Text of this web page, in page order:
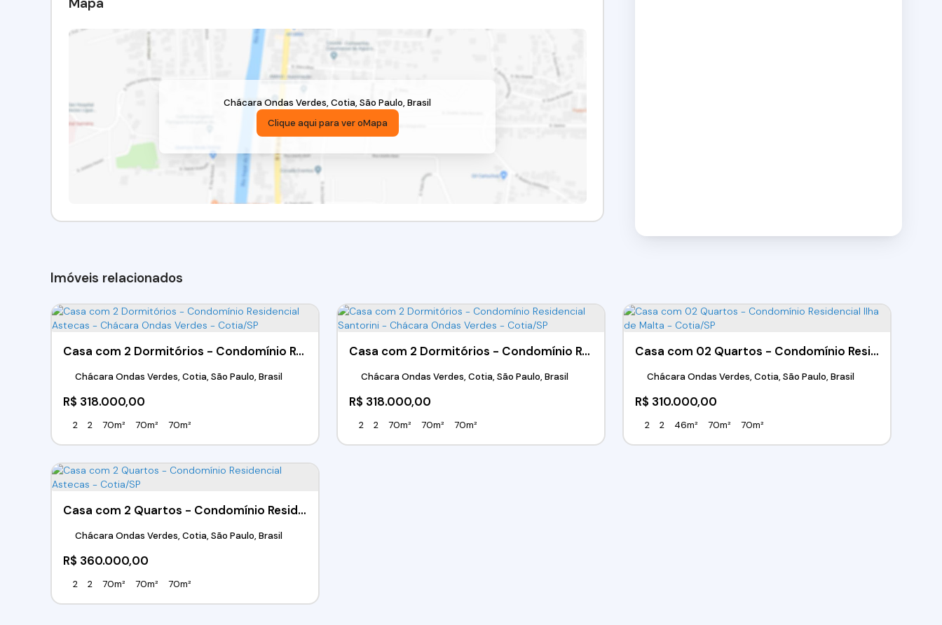
Chácara Ondas Verdes, Cotia, São Paulo, Brasil
Clique aqui para ver oMapa
Imóveis relacionados
Casa com 2 Dormitórios - Condomínio Residencial Astecas - Chácara Ondas Verdes - Cotia/SP
R$ 318.000,00
Chácara Ondas Verdes, Cotia, São Paulo, Brasil
2 2 70m² 70m² 70m²
Casa com 2 Dormitórios - Condomínio Residencial Santorini - Chácara Ondas Verdes - Cotia/SP
R$ 318.000,00
Chácara Ondas Verdes, Cotia, São Paulo, Brasil
2 2 70m² 70m² 70m²
Casa com 02 Quartos - Condomínio Residencial Ilha de Malta - Cotia/SP
R$ 310.000,00
Chácara Ondas Verdes, Cotia, São Paulo, Brasil
2 2 46m² 70m² 70m²
Casa com 2 Quartos - Condomínio Residencial Astecas - Cotia/SP
R$ 360.000,00
Chácara Ondas Verdes, Cotia, São Paulo, Brasil
2 2 70m² 70m² 70m²